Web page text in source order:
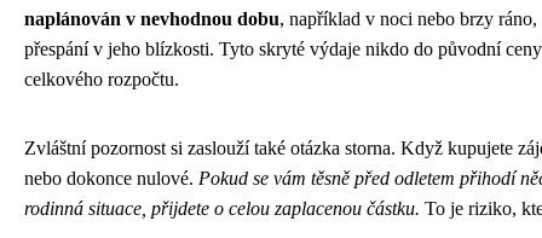
naplánován v nevhodnou dobu, například v noci nebo brzy ráno,
přespání v jeho blízkosti. Tyto skryté výdaje nikdo do původní
celkového rozpočtu.
Zvláštní pozornost si zaslouží také otázka storna. Když kupujete
nebo dokonce nulové. Pokud se vám těsně před odletem přihodí
rodinná situace, přijdete o celou zaplacenou částku. To je riziko,